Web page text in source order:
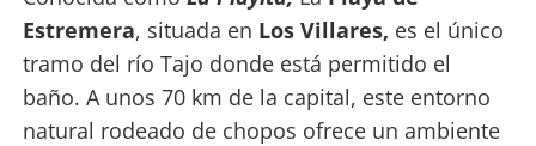
Estremera, situada en Los Villares, es el único
tramo del río Tajo donde está permitido el
baño. A unos 70 km de la capital, este entorno
natural rodeado de chopos ofrece un ambiente